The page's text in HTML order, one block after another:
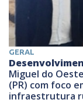
GERAL
Miguel do
(PR) com foco
infraestrutura